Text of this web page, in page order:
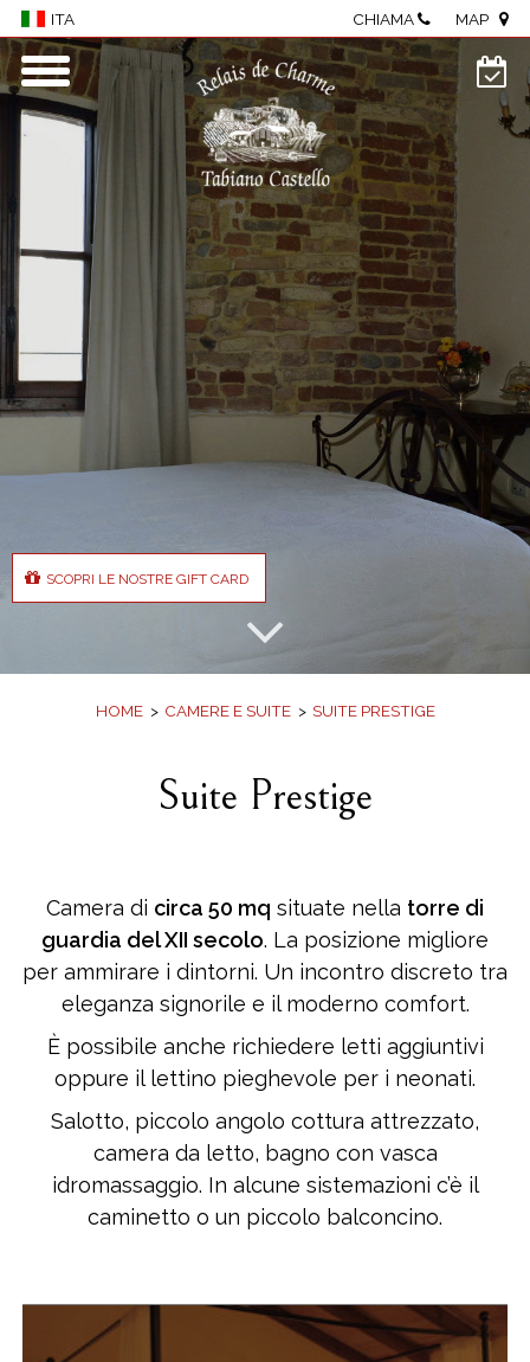
ITA CHIAMA MAP
Home
Borgo
Camere e Suite
Centro benessere
Ristorante
Meeting & eventi
Enogastronomia
Visite al Castello
Dove siamo
Photo Gallery
Prenota
Vuoi idee per un regalo gradito da fare
comodamente da casa?
SCOPRI LE NOSTRE GIFT CARD
SCOPRI LE NOSTRE GIFT CARD
HOME CAMERE E SUITE SUITE PRESTIGE
Suite Prestige
Camera di circa 50 mq situate nella torre di
guardia del XII secolo. La posizione migliore
per ammirare i dintorni. Un incontro discreto tra
eleganza signorile e il moderno comfort.
È possibile anche richiedere letti aggiuntivi
oppure il lettino pieghevole per i neonati.
Salotto, piccolo angolo cottura attrezzato,
camera da letto, bagno con vasca
idromassaggio. In alcune sistemazioni c’è il
caminetto o un piccolo balconcino.